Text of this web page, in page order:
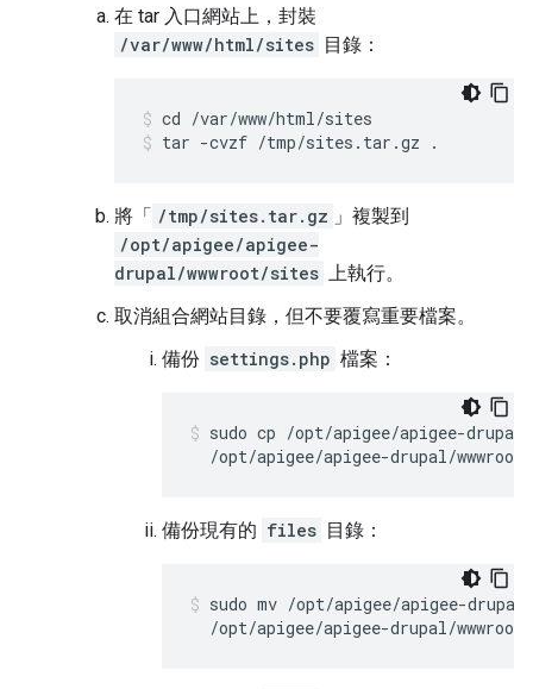
在 tar 入口網站上，封裝
/var/www/html/sites 目錄：
tar -cvzf /tmp/sites.tar.gz .
將「 /tmp/sites.tar.gz 」複製到
/opt/apigee/apigee-
drupal/wwwroot/sites 上執行。
取消組合網站目錄，但不要覆寫重要檔案。
備份 settings.php 檔案：
sudo cp /opt/apigee/apigee-
/opt/apigee/apigee-drupal/
備份現有的 files 目錄：
sudo mv /opt/apigee/apigee-
/opt/apigee/apigee-drupal/